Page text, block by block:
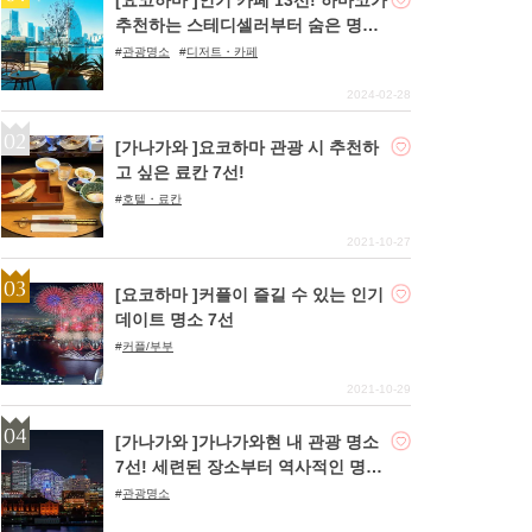
추천하는 스테디셀러부터 숨은 명소
까지!
관광명소 디저트・카페
2024-02-28
[가나가와 ]요코하마 관광 시 추천하
고 싶은 료칸 7선!
호텔・료칸
2021-10-27
[요코하마 ]커플이 즐길 수 있는 인기
데이트 명소 7선
커플/부부
2021-10-29
[가나가와 ]가나가와현 내 관광 명소
7선! 세련된 장소부터 역사적인 명소
까지!
관광명소